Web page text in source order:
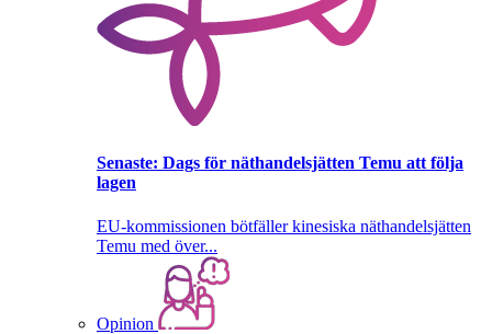
Senaste: Dags för näthandelsjätten Temu att följa
lagen
EU-kommissionen bötfäller kinesiska näthandelsjätten
Temu med över...
Opinion